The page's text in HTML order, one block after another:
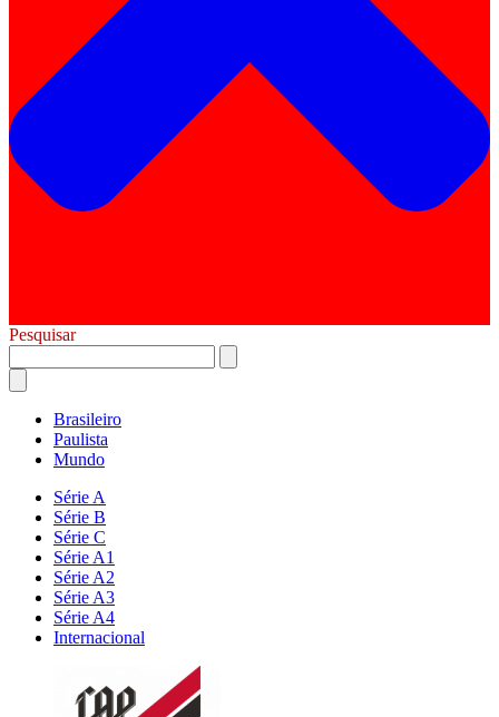
Pesquisar
Brasileiro
Paulista
Mundo
Série A
Série B
Série C
Série A1
Série A2
Série A3
Série A4
Internacional